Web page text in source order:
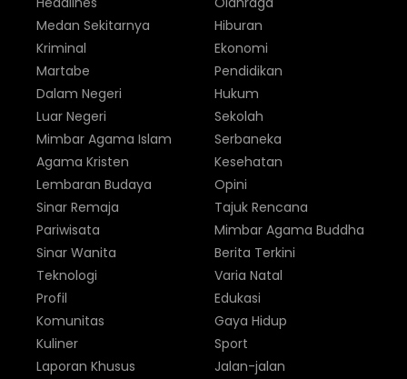
Medan Sekitarnya
Kriminal
Martabe
Dalam Negeri
Luar Negeri
Hiburan
Ekonomi
Pendidikan
Hukum
Sekolah
Mimbar Agama Islam
Agama Kristen
Lembaran Budaya
Sinar Remaja
Pariwisata
Sinar Wanita
Serbaneka
Kesehatan
Opini
Tajuk Rencana
Mimbar Agama Buddha
Berita Terkini
Teknologi
Profil
Komunitas
Kuliner
Laporan Khusus
Varia Natal
Edukasi
Gaya Hidup
Sport
Jalan-jalan